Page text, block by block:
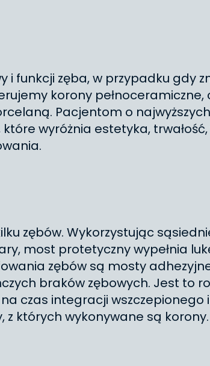
i funkcji zęba, w przypadku gdy
korony pełnoceramiczne,
Pacjentom o najwyższych
wyróżnia estetyka, trwałość,
zębów. Wykorzystując
most protetyczny wypełnia
zębów są mosty
braków zębowych. Jest to
czas integracji wszczepionego
z których wykonywane są korony.